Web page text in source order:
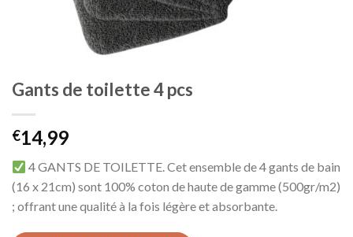
Gants de toilette 4 pcs
€14,99
4 GANTS DE TOILETTE. Cet ensemble de 4 gants de bain
(16 x 21cm) sont 100% coton de haute de gamme (500gr/m2)
; offrant une qualité à la fois légère et absorbante.